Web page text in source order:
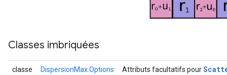
Classes imbriquées
classe DispersionMax.Options Attributs facultatifs pour